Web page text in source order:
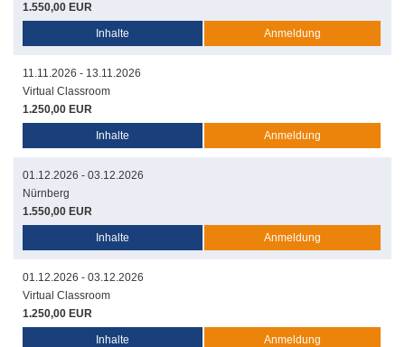
1.550,00 EUR
Inhalte Anmeldung
11.11.2026 - 13.11.2026
Virtual Classroom
1.250,00 EUR
Inhalte Anmeldung
01.12.2026 - 03.12.2026
Nürnberg
1.550,00 EUR
Inhalte Anmeldung
01.12.2026 - 03.12.2026
Virtual Classroom
1.250,00 EUR
Inhalte Anmeldung